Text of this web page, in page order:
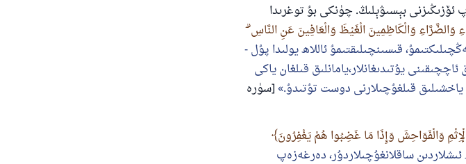
بېسىۋېلىڭ. چۈنكى بۇ توغرىدا
وَالضَّرَّاءِ وَالْكَاظِمِينَ الْغَيْظَ وَالْعَافِينَ عَنِ النَّاسِ
قىسىنچىلىقتىمۇ ئاللاھ يولىدا پۇل -
يۇتىدىغانلار،يامانلىق قىلغان ياكى
ياخشىلىق قىلغۇچىلارنى دوست تۇتىدۇ. [سۈرە
وَالْفَوَاحِشَ وَإِذَا مَا غَضِبُوا هُمْ يَغْفِرُونَ
ساقلانغۇچىلاردۇر، دەرغەزەپ